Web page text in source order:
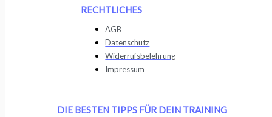
RECHTLICHES
AGB
Datenschutz
Widerrufsbelehrung
Impressum
DIE BESTEN TIPPS FÜR DEIN TRAINING